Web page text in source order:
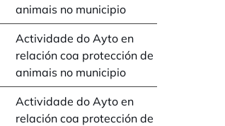
animais no municipio
Actividade do Ayto en
relación coa protección de
animais no municipio
Actividade do Ayto en
relación coa protección de